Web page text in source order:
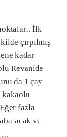
İlk
çırpılmış
kadar
Revanide
da 1 çay
kakaolu
fazla
ve
…